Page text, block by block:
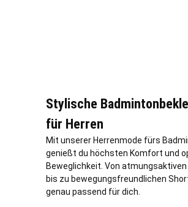
Stylische
für Herren
Mit unserer Herrenmode fürs
genießt du höchsten Komfort und
Beweglichkeit. Von
bis zu bewegungsfreundlichen
genau passend für dich.